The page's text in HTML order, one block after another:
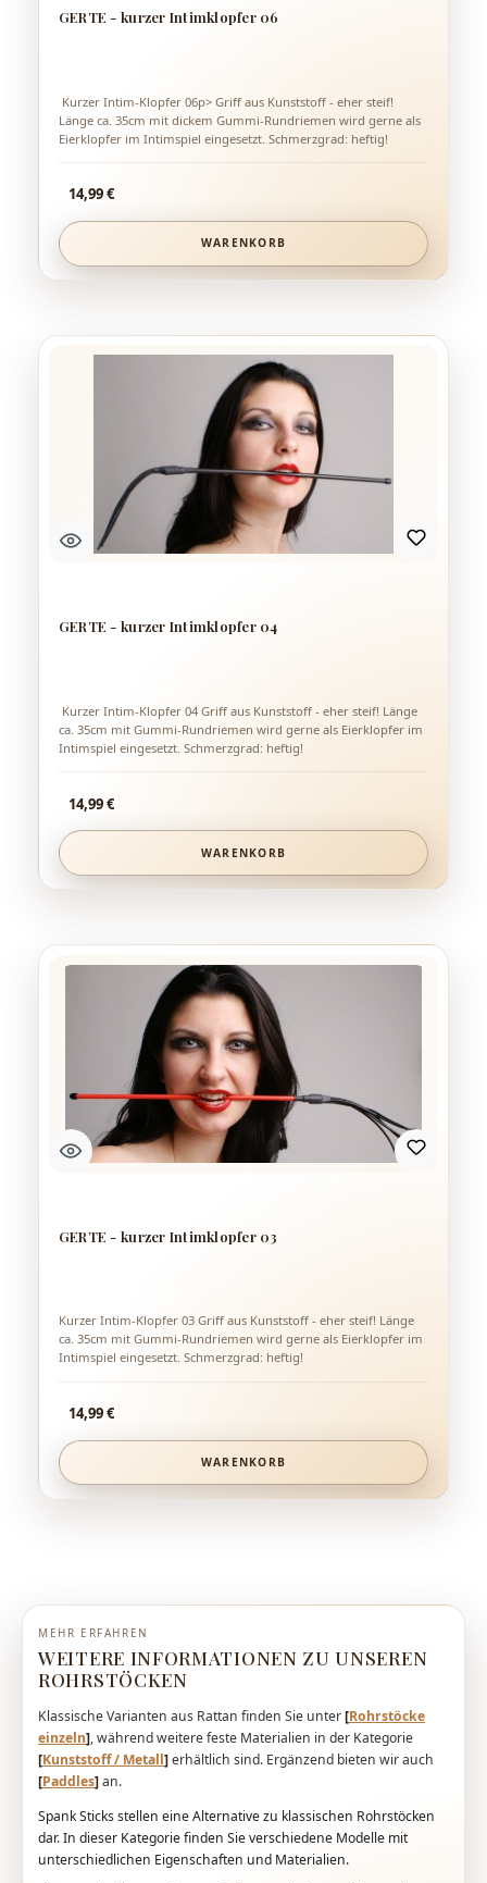
GERTE - kurzer Intimklopfer 06
Kurzer Intim-Klopfer 06p> Griff aus Kunststoff - eher steif!
Länge ca. 35cm mit dickem Gummi-Rundriemen wird gerne als
Eierklopfer im Intimspiel eingesetzt. Schmerzgrad: heftig!
14,99 €
WARENKORB
GERTE - kurzer Intimklopfer 04
Kurzer Intim-Klopfer 04 Griff aus Kunststoff - eher steif! Länge
ca. 35cm mit Gummi-Rundriemen wird gerne als Eierklopfer im
Intimspiel eingesetzt. Schmerzgrad: heftig!
14,99 €
WARENKORB
GERTE - kurzer Intimklopfer 03
Kurzer Intim-Klopfer 03 Griff aus Kunststoff - eher steif! Länge
ca. 35cm mit Gummi-Rundriemen wird gerne als Eierklopfer im
Intimspiel eingesetzt. Schmerzgrad: heftig!
14,99 €
WARENKORB
MEHR ERFAHREN
WEITERE INFORMATIONEN ZU UNSEREN
ROHRSTÖCKEN
Klassische Varianten aus Rattan finden Sie unter[Rohrstöcke
einzeln], während weitere feste Materialien in der Kategorie
[Kunststoff / Metall]erhältlich sind. Ergänzend bieten wir auch
[Paddles]an.
Spank Sticks stellen eine Alternative zu klassischen Rohrstöcken
dar. In dieser Kategorie finden Sie verschiedene Modelle mit
unterschiedlichen Eigenschaften und Materialien.